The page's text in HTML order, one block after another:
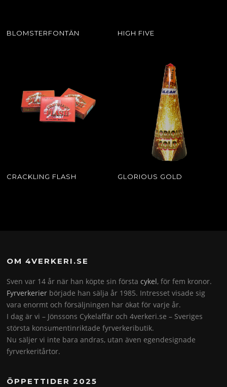
BLOMSTERFONTÄN HIGH FIVE
CRACKLING FLASH GLORIOUS GOLD
OM 4VERKERI.SE
Sven var 14 år när han köpte sin förstacykel, för fem kronor.
Fyrverkerier började han sälja år 1985. Intresset visade sig
vara enormt och försäljningen har ökat för varje år.
I dag är vi – Jönssons Cykelaffär och 4verkeri.se – Sveriges
största konsumentinriktade fyrverkeributik.
Nu säljer vi inte bara andras, utan även egendesignade
fyrverkeritårtor.
ÖPPETTIDER 2025